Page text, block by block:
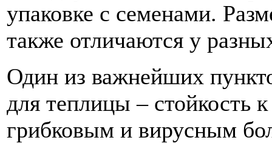
упаковке с семенами.
также отличаются у
Один из важнейших
для теплицы – стойкость
грибковым и вирусным